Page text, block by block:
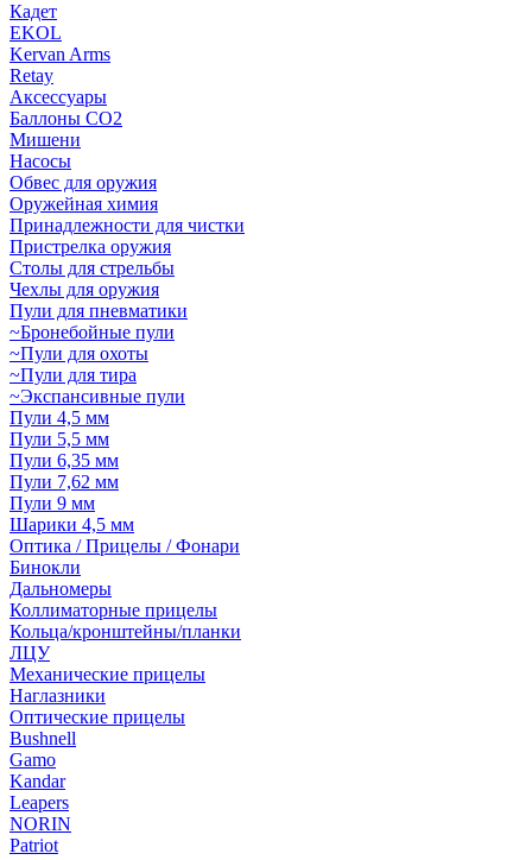
Кадет
EKOL
Kervan Arms
Retay
Аксессуары
Баллоны СО2
Мишени
Насосы
Обвес для оружия
Оружейная химия
Принадлежности для чистки
Пристрелка оружия
Столы для стрельбы
Чехлы для оружия
Пули для пневматики
~Бронебойные пули
~Пули для охоты
~Пули для тира
~Экспансивные пули
Пули 4,5 мм
Пули 5,5 мм
Пули 6,35 мм
Пули 7,62 мм
Пули 9 мм
Шарики 4,5 мм
Оптика / Прицелы / Фонари
Бинокли
Дальномеры
Коллиматорные прицелы
Кольца/кронштейны/планки
ЛЦУ
Механические прицелы
Наглазники
Оптические прицелы
Bushnell
Gamo
Kandar
Leapers
NORIN
Patriot